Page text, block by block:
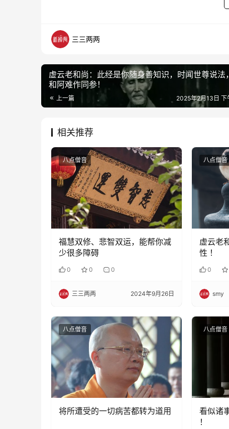
三三两两
虚云老和尚：此经是你随身善知识，时闻世尊说法
和阿难作同参！
上一篇 2025年2月13日 下
相关推荐
八点僧音
福慧双修、悲智双运，能帮你减
少很多障碍
0 0 0
三三两两 2024年9月26日
八点僧音
虚云老
性 ！
0
smy
八点僧音
将所遭受的一切病苦都转为道用
八点僧音
看似诸
！